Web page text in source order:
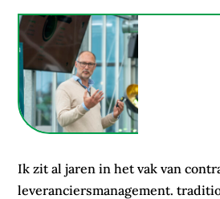
Ik zit al jaren in het vak van
leveranciersmanagement.